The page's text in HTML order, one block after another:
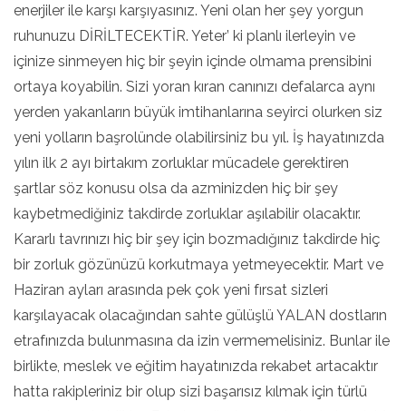
enerjiler ile karşı karşıyasınız. Yeni olan her şey yorgun
ruhunuzu DİRİLTECEKTİR. Yeter’ ki planlı ilerleyin ve
içinize sinmeyen hiç bir şeyin içinde olmama prensibini
ortaya koyabilin. Sizi yoran kıran canınızı defalarca aynı
yerden yakanların büyük imtihanlarına seyirci olurken siz
yeni yolların başrolünde olabilirsiniz bu yıl. İş hayatınızda
yılın ilk 2 ayı birtakım zorluklar mücadele gerektiren
şartlar söz konusu olsa da azminizden hiç bir şey
kaybetmediğiniz takdirde zorluklar aşılabilir olacaktır.
Kararlı tavrınızı hiç bir şey için bozmadığınız takdirde hiç
bir zorluk gözünüzü korkutmaya yetmeyecektir. Mart ve
Haziran ayları arasında pek çok yeni fırsat sizleri
karşılayacak olacağından sahte gülüşlü YALAN dostların
etrafınızda bulunmasına da izin vermemelisiniz. Bunlar ile
birlikte, meslek ve eğitim hayatınızda rekabet artacaktır
hatta rakipleriniz bir olup sizi başarısız kılmak için türlü